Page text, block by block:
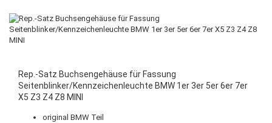
Rep.-Satz Buchsengehäuse für Fassung
Seitenblinker/Kennzeichenleuchte BMW 1er 3er 5er 6er 7er
X5 Z3 Z4 Z8 MINI
original BMW Teil